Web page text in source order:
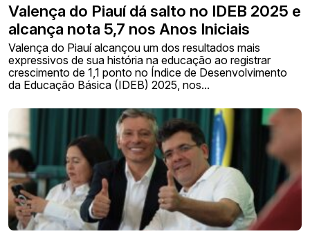
Valença do Piauí dá salto no IDEB 2025 e
alcança nota 5,7 nos Anos Iniciais
Valença do Piauí alcançou um dos resultados mais
expressivos de sua história na educação ao registrar
crescimento de 1,1 ponto no Índice de Desenvolvimento
da Educação Básica (IDEB) 2025, nos...